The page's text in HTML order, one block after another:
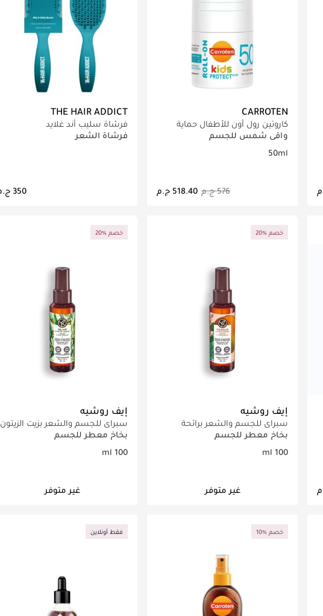
CARROTEN
كاروتين رول أون للأطفال حماية
شمسية +SPF 50 للوجه والجسم -
50 مل
واقي شمس للجسم
50ml
⁦576⁩ ج.م
THE HAIR ADDICT
فرشاة سليب أند غلايد
فرشاة الشعر
⁦350⁩ ج.م
20% خصم
إيف روشيه
سبراي للجسم والشعر برائحة
المانجو والكزبرة 100 مل
بخاخ معطر للجسم
100 ml
غير متوفر
20% خصم
إيف روشيه
سبراي للجسم والشعر بزيت الزيتون
100 مل
بخاخ معطر للجسم
100 ml
غير متوفر
10% خصم فقط أونلاين